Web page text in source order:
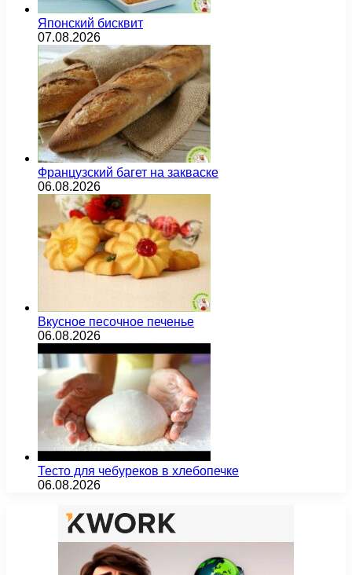
Японский бисквит
07.08.2026
Французский багет на закваске
06.08.2026
Вкусное песочное печенье
06.08.2026
Тесто для чебуреков в хлебопечке
06.08.2026